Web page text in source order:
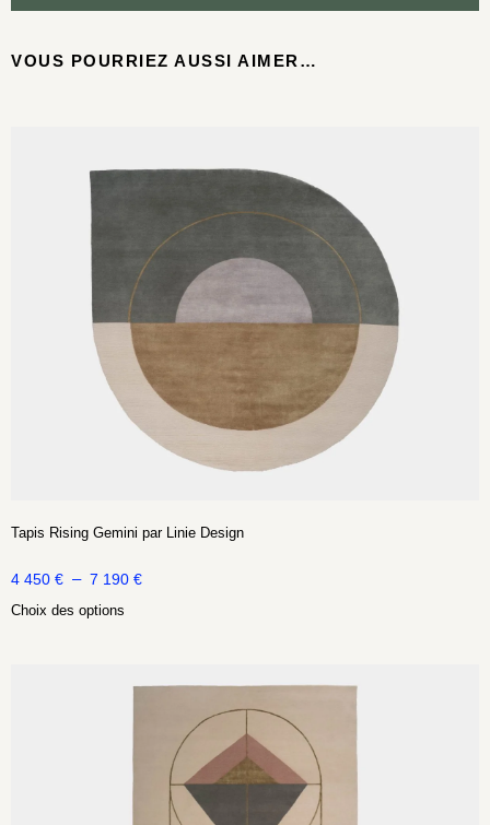
VOUS POURRIEZ AUSSI AIMER…
Tapis Rising Gemini par Linie Design
4 450 € – 7 190 €
Choix des options